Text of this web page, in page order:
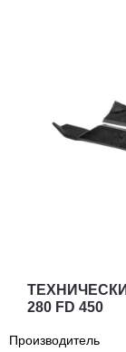
280 FD 450
Производитель